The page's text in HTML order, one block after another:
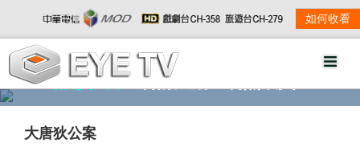
如何收看
精彩影音 劇情大綱
大唐狄公案